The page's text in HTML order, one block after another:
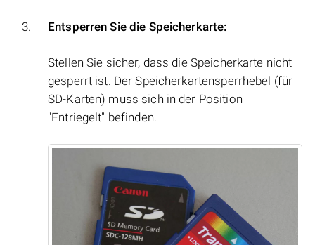
Entsperren Sie die Speicherkarte:
Stellen Sie sicher, dass die Speicherkarte nicht
gesperrt ist. Der Speicherkartensperrhebel (für
SD-Karten) muss sich in der Position
"Entriegelt" befinden.